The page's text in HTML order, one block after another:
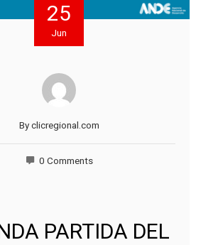
25
Jun
Byclicregional.com
0 Comments
PARTIDA DEL